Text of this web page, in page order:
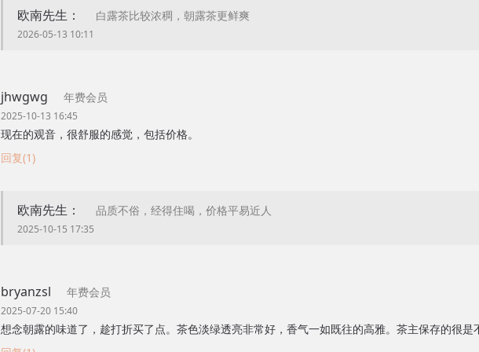
欧南先生： 白露茶比较浓稠，朝露茶更鲜爽
2026-05-13 10:11
jhwgwg 年费会员
2025-10-13 16:45
现在的观音，很舒服的感觉，包括价格。
回复(1)
欧南先生： 品质不俗，经得住喝，价格平易近人
2025-10-15 17:35
bryanzsl 年费会员
2025-07-20 15:40
想念朝露的味道了，趁打折买了点。茶色淡绿透亮非常好，香气一如既往的高雅。茶主保存的很是